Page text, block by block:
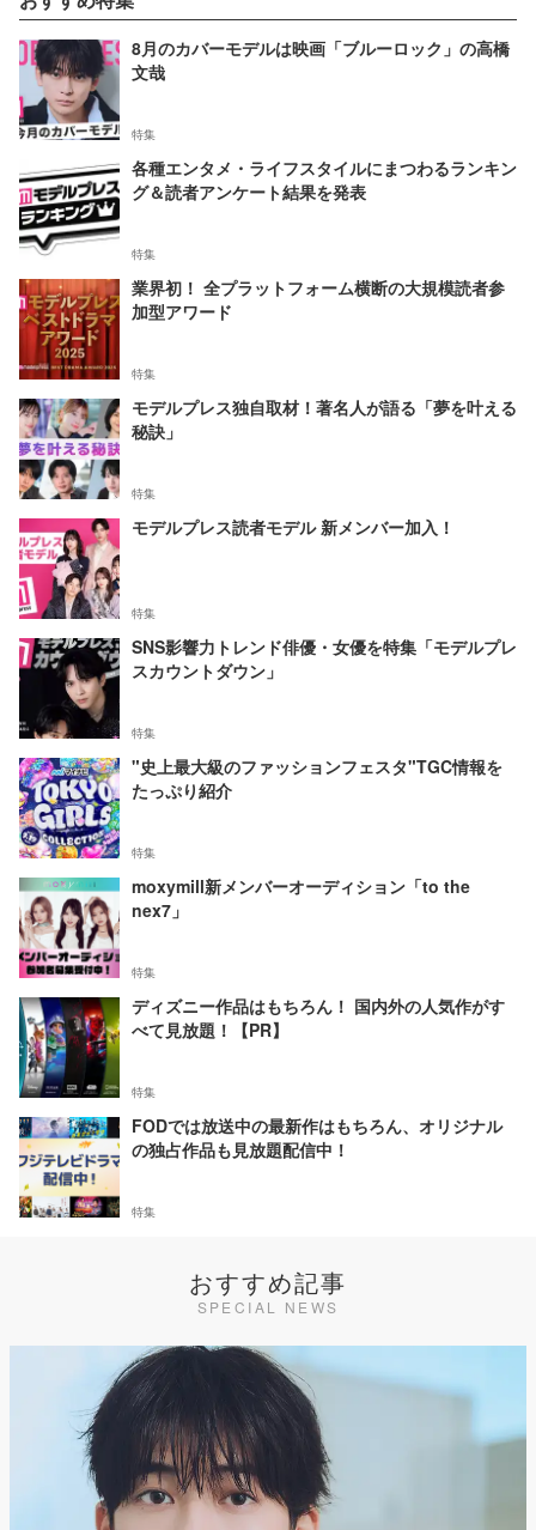
8月のカバーモデルは映画「ブルーロック」の高橋
文哉
特集
各種エンタメ・ライフスタイルにまつわるランキン
グ＆読者アンケート結果を発表
特集
業界初！ 全プラットフォーム横断の大規模読者参
加型アワード
特集
モデルプレス独自取材！著名人が語る「夢を叶える
秘訣」
特集
モデルプレス読者モデル 新メンバー加入！
特集
SNS影響力トレンド俳優・女優を特集「モデルプレ
スカウントダウン」
特集
"史上最大級のファッションフェスタ"TGC情報を
たっぷり紹介
特集
moxymill新メンバーオーディション「to the
nex7」
特集
ディズニー作品はもちろん！ 国内外の人気作がす
べて見放題！【PR】
特集
FODでは放送中の最新作はもちろん、オリジナル
の独占作品も見放題配信中！
特集
おすすめ記事
SPECIAL NEWS